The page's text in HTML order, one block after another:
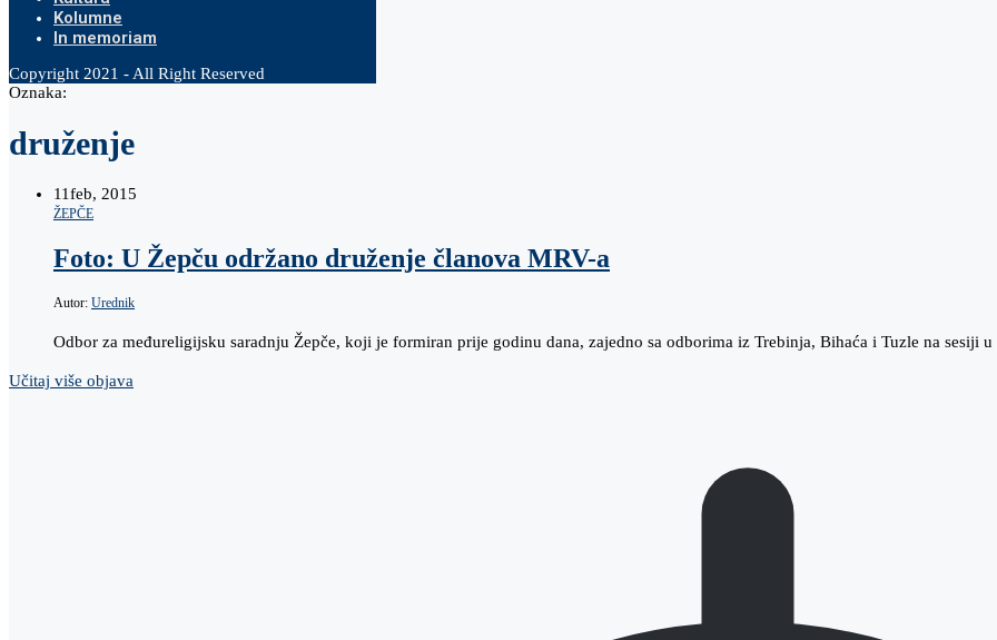
Kolumne
In memoriam
Copyright 2021 - All Right Reserved
Oznaka:
druženje
11feb, 2015
ŽEPČE
Foto: U Žepču održano druženje članova MRV-a
Autor: Urednik
Odbor za međureligijsku saradnju Žepče, koji je formiran prije godinu dana, zajedno sa odborima iz Trebinja, Bihaća i Tuzle na sesiji
Učitaj više objava